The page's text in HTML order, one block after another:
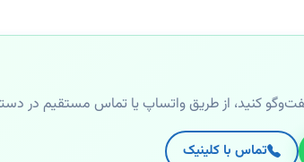
کنید، از طریق واتساپ یا تماس مستقیم در
تماس با کلینیک